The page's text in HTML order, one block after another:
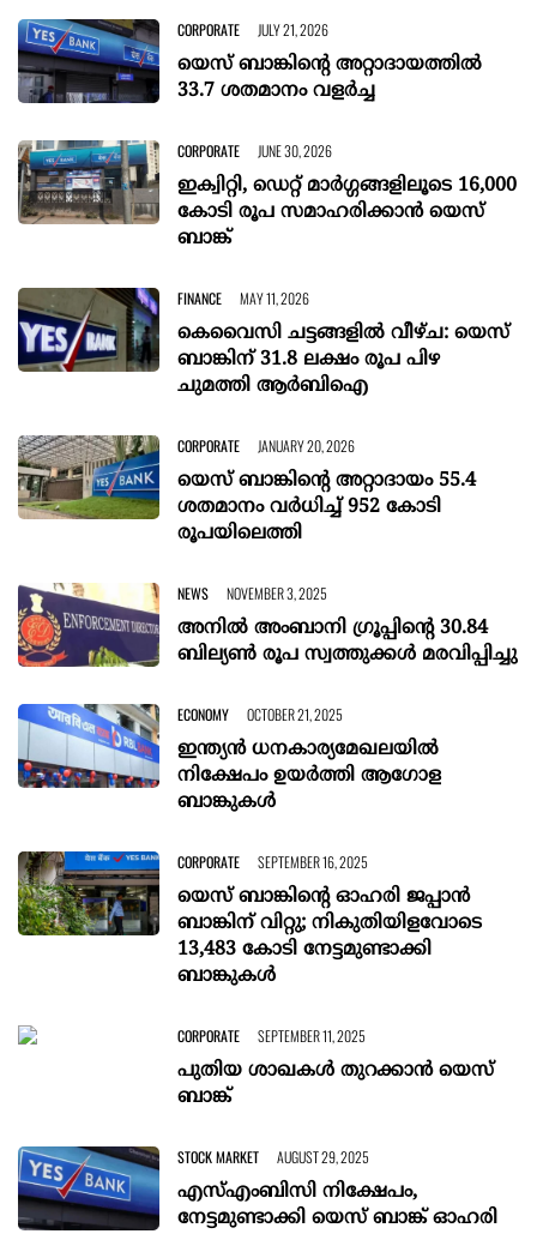
CORPORATE JULY 21, 2026
യെസ് ബാങ്കിന്റെ അറ്റാദായത്തിൽ
33.7 ശതമാനം വളർച്ച
CORPORATE JUNE 30, 2026
ഇക്വിറ്റി, ഡെറ്റ് മാർഗ്ഗങ്ങളിലൂടെ 16,000
കോടി രൂപ സമാഹരിക്കാൻ യെസ്
ബാങ്ക്
FINANCE MAY 11, 2026
കെവൈസി ചട്ടങ്ങളിൽ വീഴ്ച: യെസ്
ബാങ്കിന് 31.8 ലക്ഷം രൂപ പിഴ
ചുമത്തി ആർബിഐ
CORPORATE JANUARY 20, 2026
യെസ് ബാങ്കിന്‍റെ അറ്റാദായം 55.4
ശതമാനം വര്‍ധിച്ച് 952 കോടി
രൂപയിലെത്തി
NEWS NOVEMBER 3, 2025
അനില്‍ അംബാനി ഗ്രൂപ്പിന്റെ 30.84
ബില്യണ്‍ രൂപ സ്വത്തുക്കള്‍ മരവിപ്പിച്ചു
ECONOMY OCTOBER 21, 2025
ഇന്ത്യന്‍ ധനകാര്യമേഖലയില്‍
നിക്ഷേപം ഉയര്‍ത്തി ആഗോള
ബാങ്കുകള്‍
CORPORATE SEPTEMBER 16, 2025
യെസ് ബാങ്കിന്റെ ഓഹരി ജപ്പാന്‍
ബാങ്കിന് വിറ്റു; നികുതിയിളവോടെ
13,483 കോടി നേട്ടമുണ്ടാക്കി
ബാങ്കുകള്‍
CORPORATE SEPTEMBER 11, 2025
പുതിയ ശാഖകൾ തുറക്കാൻ യെസ്
ബാങ്ക്
STOCK MARKET AUGUST 29, 2025
എസ്എംബിസി നിക്ഷേപം,
നേട്ടമുണ്ടാക്കി യെസ് ബാങ്ക് ഓഹരി